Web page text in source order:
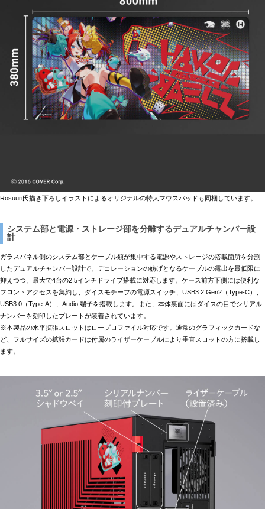
Rosuuri氏描き下ろしイラストによるオリジナルの特大マウスパッドも同梱しています。
システム部と電源・ストレージ部を分離するデュアルチャンバー設
計
ガラスパネル側のシステム部とケーブル類が集中する電源やストレージの搭載箇所を分割
したデュアルチャンバー設計で、デコレーションの妨げとなるケーブルの露出を最低限に
抑えつつ、最大で4台の2.5インチドライブ搭載に対応します。ケース前方下側には便利な
フロントアクセスを集約し、ダイスモチーフの電源スイッチ、USB3.2 Gen2（Type-C）、
USB3.0（Type-A）、Audio 端子を搭載します。また、本体裏面にはダイスの目でシリアル
ナンバーを刻印したプレートが装着されています。
※本製品の水平拡張スロットはロープロファイル対応です。通常のグラフィックカードな
ど、フルサイズの拡張カードは付属のライザーケーブルにより垂直スロットの方に搭載し
ます。